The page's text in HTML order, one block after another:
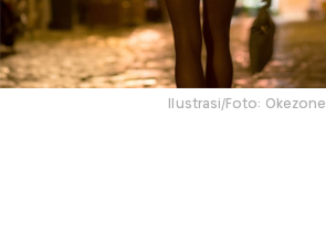
Ilustrasi/Foto: Okezone